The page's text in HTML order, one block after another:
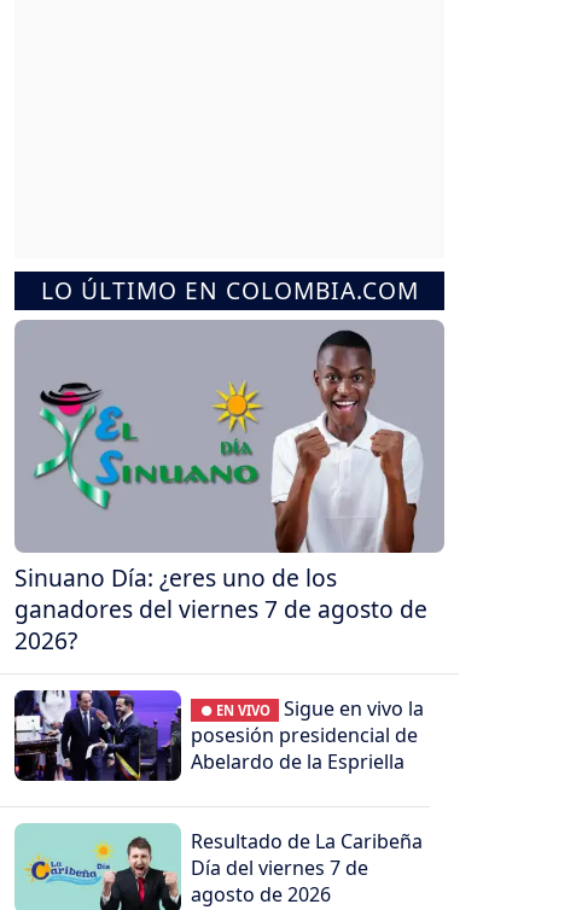
LO ÚLTIMO EN COLOMBIA.COM
Sinuano Día: ¿eres uno de los
ganadores del viernes 7 de agosto de
2026?
● EN VIVO
Sigue en vivo la
posesión presidencial de
Abelardo de la Espriella
Resultado de La Caribeña
Día del viernes 7 de
agosto de 2026